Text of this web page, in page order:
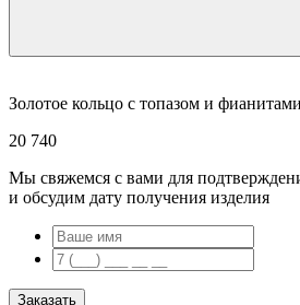
Золотое кольцо с топазом и
20 740
Мы свяжемся с вами для
и обсудим дату получения изделия
Заказать